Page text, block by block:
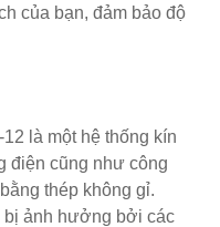
của bạn, đảm bảo độ
là một hệ thống kín
điện cũng như công
thép không gỉ.
bị ảnh hưởng bởi các